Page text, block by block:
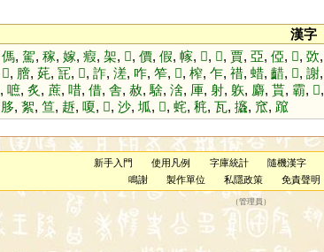
漢字
傌, 駕, 稼, 嫁, 瘕, 架, 𢱈, 價, 假, 幏, 𢉤, 𦙺, 賈, 亞, 俹, 𣇩, 㰳,
𢕮, 膪, 䒲, 㓃, 𨶃, 詐, 溠, 咋, 笮, 𨢧, 榨, 乍, 䄍, 蜡, 齰, 𧧻, 謝,
, 嗻, 炙 , 蔗, 唶, 借, 舎, 赦, 騇, 涻, 厙, 射, 䠶, 麝, 貰, 霸, 𧟶,
䏧, 絮, 笪, 䞣, 嗄, 𦔯, 沙, 坬, 𧬮, 䖳, 䅊, 瓦, 攨, 窊, 䠚
新手入門 使用凡例 字庫統計 隨機漢字
鳴謝
製作單位 私隱政策 免責聲明
（管理員 ）